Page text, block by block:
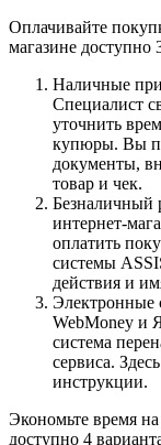
Оплачивайте
магазине доступно
Наличные при
Специалист
уточнить
купюры. Вы
документы,
товар и чек.
Безналичный
интернет-
оплатить
системы
действия и
Электронные
WebMoney и
система
сервиса.
инструкции.
Экономьте время
доступно 4